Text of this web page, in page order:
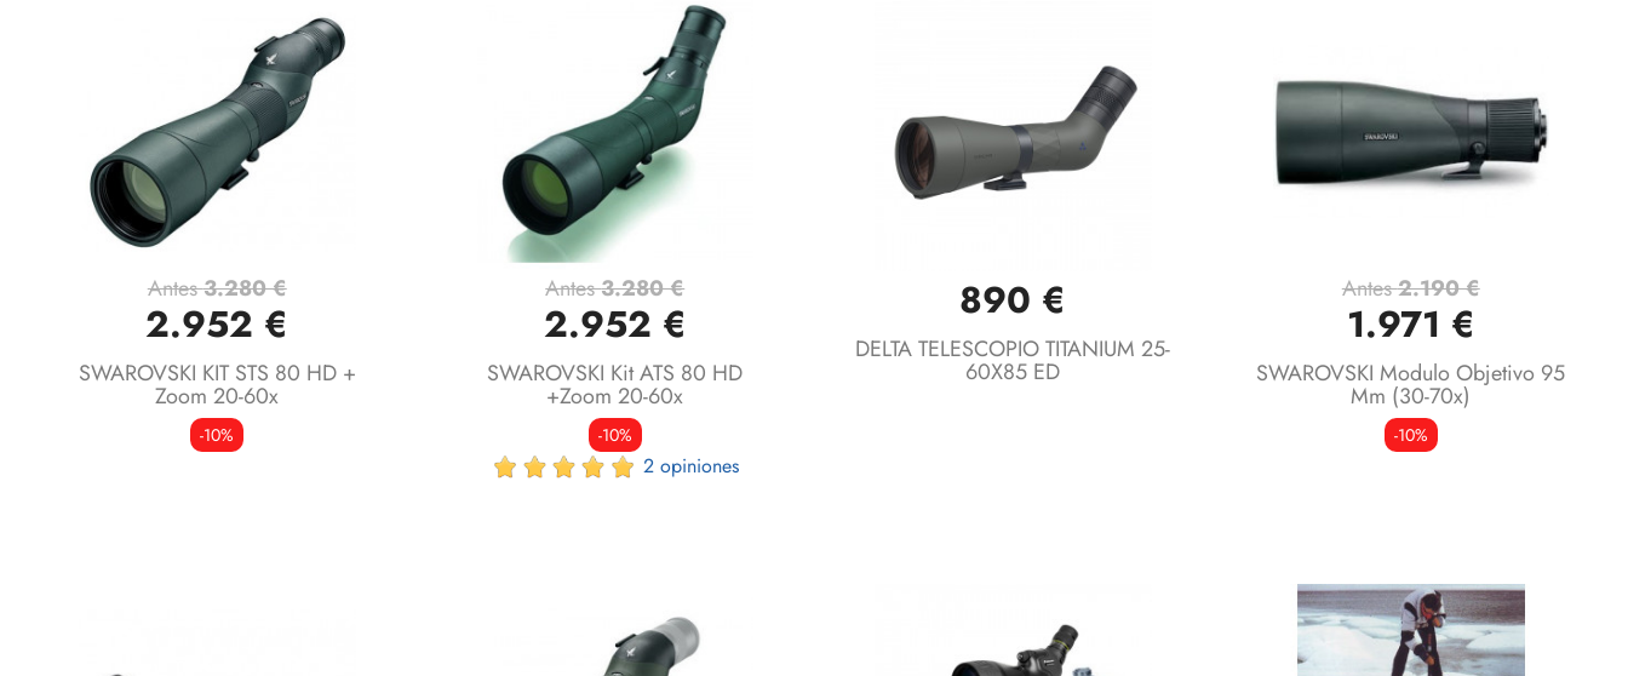
Vista rápida
Antes3.280 €
2.952 €
SWAROVSKI KIT STS 80 HD +
Zoom 20-60x
-10%
Vista rápida
Antes3.280 €
2.952 €
SWAROVSKI Kit ATS 80 HD
+Zoom 20-60x
-10%
2 opiniones
Vista rápida
890 €
DELTA TELESCOPIO TITANIUM 25-
60X85 ED
Vista rápida
Antes2.190 €
1.971 €
SWAROVSKI Modulo Objetivo 95
Mm (30-70x)
-10%